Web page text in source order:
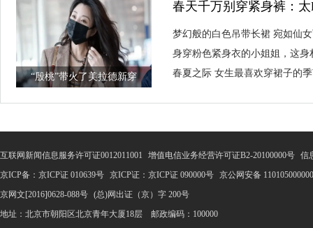
“殷桃”带火了美拉德新穿
春天千万别穿紧身裤：
龄又漂亮！
梦幻般的白色吊带长裙 宛如仙
身穿粉色紧身衣的小姐姐，这身
春夏之际 女生最喜欢穿裙子的
互联网新闻信息服务许可证0012011001 增值电信业务经营许可证B2-20100000号 信
京ICP备：京ICP证 010639号 京ICP证：京ICP证 090000号 京公网安备 110105000000
京网文[2016]0628-088号 (总)网出证（京）字 200号
地址：北京市朝阳区北京青年大厦18层 邮政编码：100000